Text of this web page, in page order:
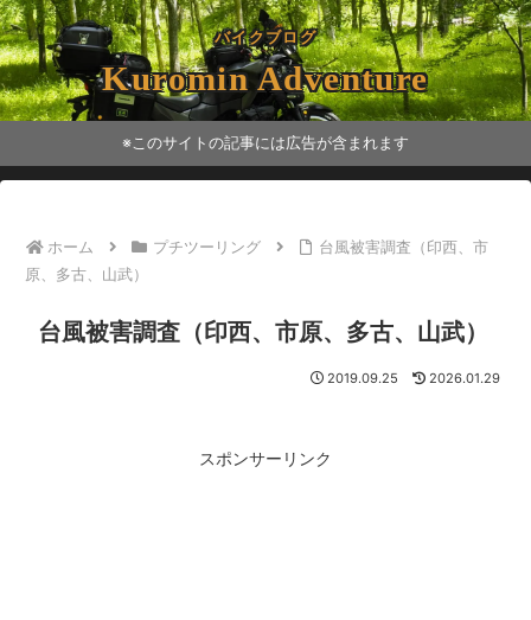
バイクブログ
Kuromin Adventure
※このサイトの記事には広告が含まれます
ホーム プチツーリング
台風被害調査（印西、市
原、多古、山武）
台風被害調査（印西、市原、多古、山武）
2019.09.25 2026.01.29
スポンサーリンク